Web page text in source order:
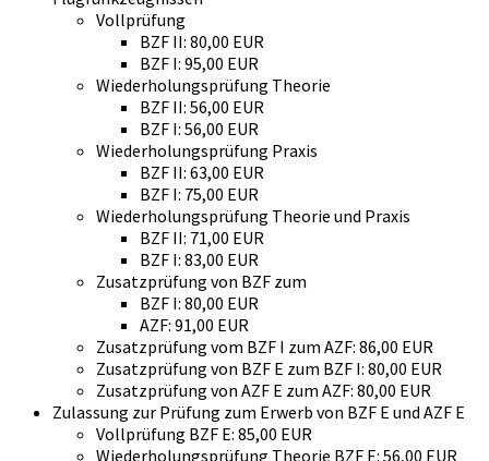
Vollprüfung
BZF II: 80,00 EUR
BZF I: 95,00 EUR
Wiederholungsprüfung Theorie
BZF II: 56,00 EUR
BZF I: 56,00 EUR
Wiederholungsprüfung Praxis
BZF II: 63,00 EUR
BZF I: 75,00 EUR
Wiederholungsprüfung Theorie und Praxis
BZF II: 71,00 EUR
BZF I: 83,00 EUR
Zusatzprüfung von BZF zum
BZF I: 80,00 EUR
AZF: 91,00 EUR
Zusatzprüfung vom BZF I zum AZF: 86,00 EUR
Zusatzprüfung von BZF E zum BZF I: 80,00 EUR
Zusatzprüfung von AZF E zum AZF: 80,00 EUR
Zulassung zur Prüfung zum Erwerb von BZF E und AZF E
Vollprüfung BZF E: 85,00 EUR
Wiederholungsprüfung Theorie BZF E: 56,00 EUR